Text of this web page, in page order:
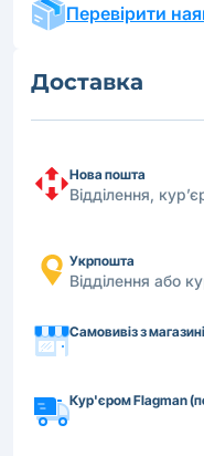
Перевірити
Доставка
Нова пошта
Відділення,
Укрпошта
Відділення або
Самовивіз з
Кур'єром Flagman